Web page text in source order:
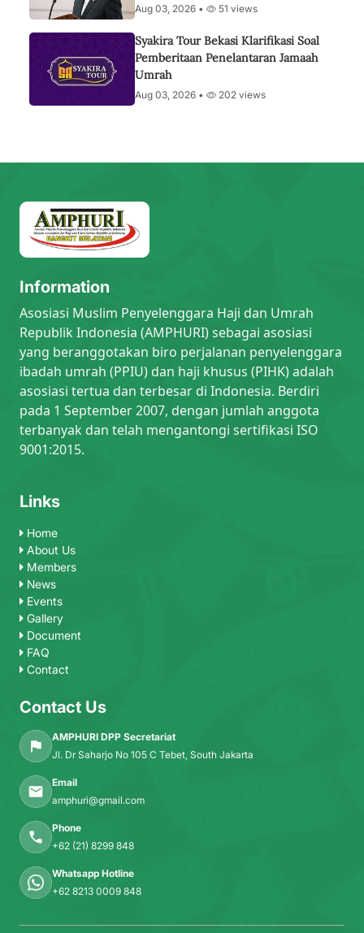
Aug 03, 2026 • 51 views
Syakira Tour Bekasi Klarifikasi Soal
Pemberitaan Penelantaran Jamaah
Umrah
Aug 03, 2026 • 202 views
Information
Asosiasi Muslim Penyelenggara Haji dan Umrah
Republik Indonesia (AMPHURI) sebagai asosiasi
yang beranggotakan biro perjalanan penyelenggara
ibadah umrah (PPIU) dan haji khusus (PIHK) adalah
asosiasi tertua dan terbesar di Indonesia. Berdiri
pada 1 September 2007, dengan jumlah anggota
terbanyak dan telah mengantongi sertifikasi ISO
9001:2015.
Links
Home
About Us
Members
News
Events
Gallery
Document
FAQ
Contact
Contact Us
AMPHURI DPP Secretariat
Jl. Dr Saharjo No 105 C Tebet, South Jakarta
Email
amphuri@gmail.com
Phone
+62 (21) 8299 848
Whatsapp Hotline
+62 8213 0009 848